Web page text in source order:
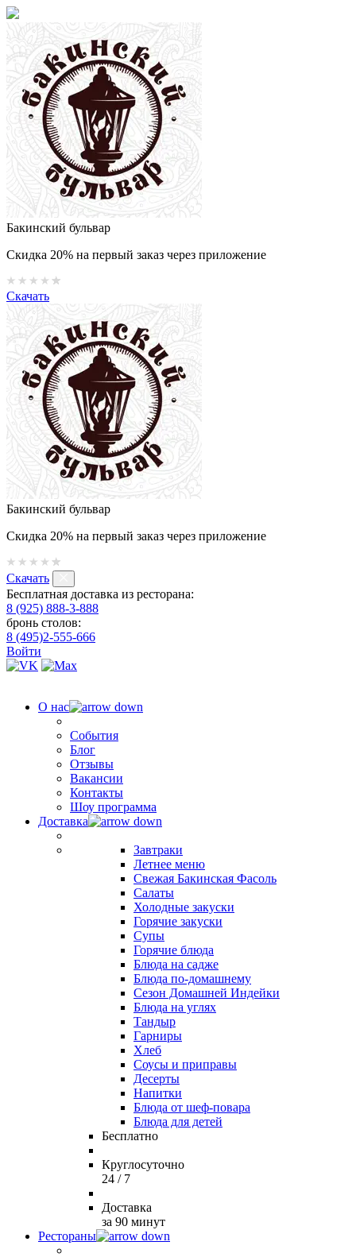
Бакинский бульвар
Скидка 20% на первый заказ через приложение
Скачать
Бакинский бульвар
Скидка 20% на первый заказ через приложение
Скачать
Бесплатная доставка из ресторана:
8 (925) 888-3-888
бронь столов:
8 (495)2-555-666
Войти
О нас
События
Блог
Отзывы
Вакансии
Контакты
Шоу программа
Доставка
Завтраки
Летнее меню
Свежая Бакинская Фасоль
Салаты
Холодные закуски
Горячие закуски
Супы
Горячие блюда
Блюда на садже
Блюда по-домашнему
Сезон Домашней Индейки
Блюда на углях
Тандыр
Гарниры
Хлеб
Соусы и приправы
Десерты
Напитки
Блюда от шеф-повара
Блюда для детей
Бесплатно
Круглосуточно
24 / 7
Доставка
за 90 минут
Рестораны